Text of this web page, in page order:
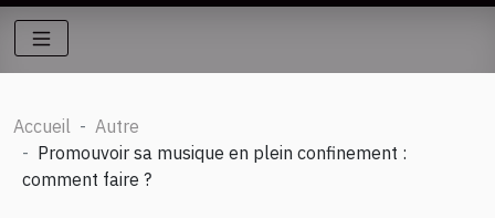
Accueil
Autre
Promouvoir sa musique en plein confinement :
comment faire ?